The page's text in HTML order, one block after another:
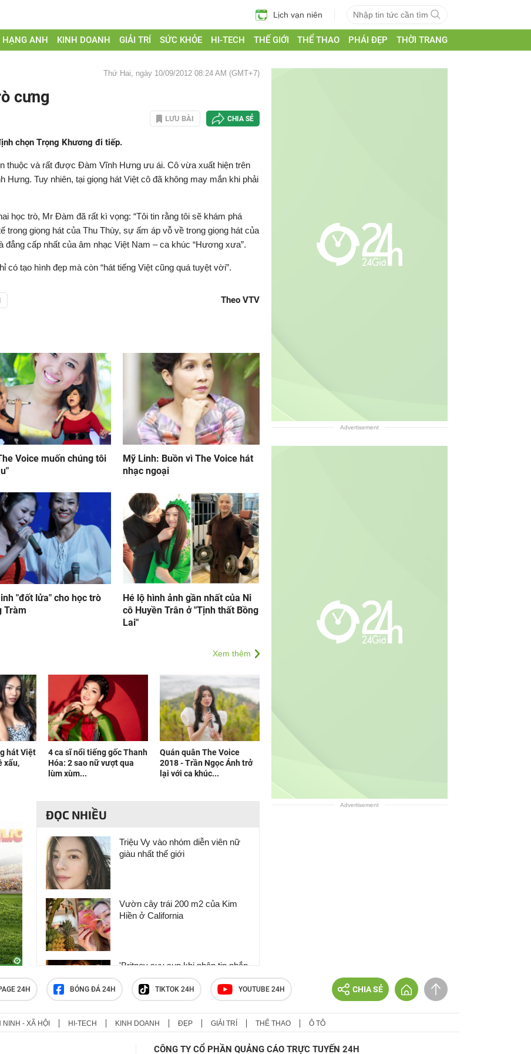
Lịch vạn niên
HẠNG ANH KINH DOANH GIẢI TRÍ SỨC KHỎE HI-TECH THẾ GIỚI THỂ THAO PHÁI ĐẸP THỜI TRANG
Thứ Hai, ngày 10/09/2012 08:24 AM (GMT+7)
cưng
LƯU BÀI CHIA SẺ
chọn Trọng Khương đi tiếp.
thuộc và rất được Đàm Vĩnh Hưng ưu ái. Cô vừa xuất hiện trên
Tuy nhiên, tại giọng hát Việt cô đã không may mắn khi phải
học trò, Mr Đàm đã rất kì vọng: “Tôi tin rằng tôi sẽ khám phá
giọng hát của Thu Thùy, sự ấm áp vỗ về trong giọng hát của
cấp nhất của âm nhạc Việt Nam – ca khúc “Hương xưa”.
tạo hình đẹp mà còn “hát tiếng Việt cũng quá tuyệt vời”.
Theo VTV
Voice muốn chúng tôi
Mỹ Linh: Buồn vì The Voice hát
nhạc ngoại
"đốt lửa" cho học trò
Tràm
Hé lộ hình ảnh gần nhất của Ni
cô Huyền Trân ở "Tịnh thất Bồng
Lai"
Xem thêm
hát Việt
xấu,
4 ca sĩ nổi tiếng gốc Thanh
Hóa: 2 sao nữ vượt qua
lùm xùm...
Quán quân The Voice
2018 - Trần Ngọc Ánh trở
lại với ca khúc...
ĐỌC NHIỀU
Triệu Vy vào nhóm diễn viên nữ
giàu nhất thế giới
Vườn cây trái 200 m2 của Kim
Hiền ở California
'Britney suy sụp khi nhận tin nhắn
chia tay của Justin Timberlake'
MV mới của Đen Vâu đầy lỗi phụ
dấu hỏi về sức hút
Advertisement
Advertisement
24H BÓNG ĐÁ 24H TIKTOK 24H YOUTUBE 24H CHIA SẺ
NINH - XÃ HỘI HI-TECH KINH DOANH ĐẸP GIẢI TRÍ THỂ THAO Ô TÔ
CÔNG TY CỔ PHẦN QUẢNG CÁO TRỰC TUYẾN 24H